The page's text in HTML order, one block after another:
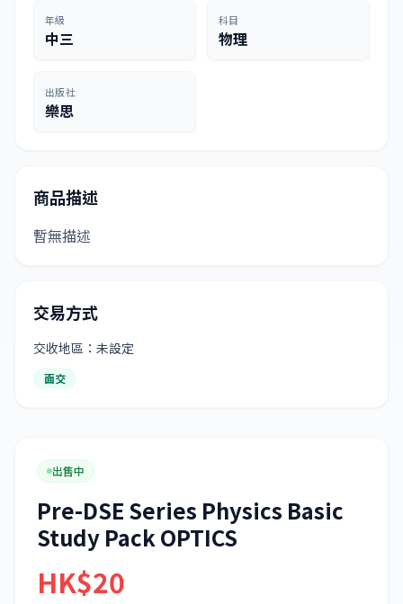
年級
中三
科目
物理
出版社
樂思
商品描述
暫無描述
交易方式
交收地區：未設定
面交
出售中
Pre-DSE Series Physics Basic
Study Pack OPTICS
HK$20